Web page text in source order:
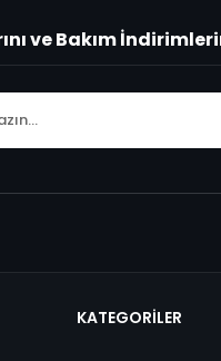
ve Bakım
KATEGORİLER